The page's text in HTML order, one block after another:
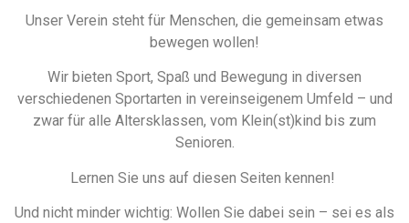
Unser Verein steht für Menschen, die gemeinsam etwas
bewegen wollen!
Wir bieten Sport, Spaß und Bewegung in diversen
verschiedenen Sportarten in vereinseigenem Umfeld – und
zwar für alle Altersklassen, vom Klein(st)kind bis zum
Senioren.
Lernen Sie uns auf diesen Seiten kennen!
Und nicht minder wichtig: Wollen Sie dabei sein – sei es als